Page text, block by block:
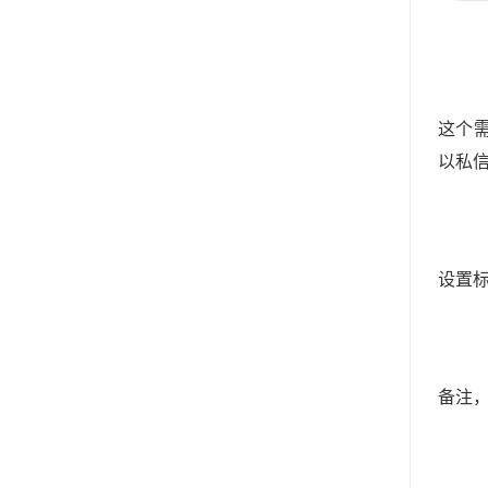
这个
以私信
设置
备注